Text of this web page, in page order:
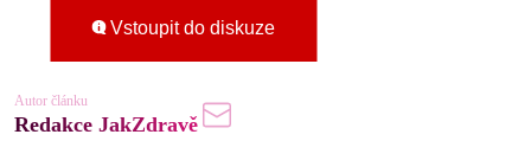
Vstoupit do diskuze
Autor článku
Redakce JakZdravě